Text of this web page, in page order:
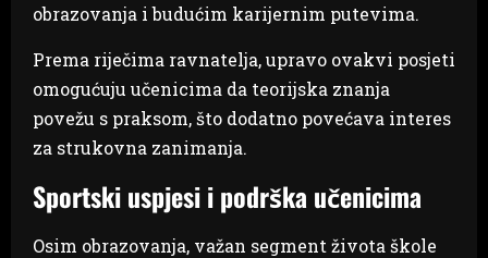
obrazovanja i budućim karijernim putevima.
Prema riječima ravnatelja, upravo ovakvi posjeti
omogućuju učenicima da teorijska znanja
povežu s praksom, što dodatno povećava interes
za strukovna zanimanja.
Sportski uspjesi i podrška učenicima
Osim obrazovanja, važan segment života škole